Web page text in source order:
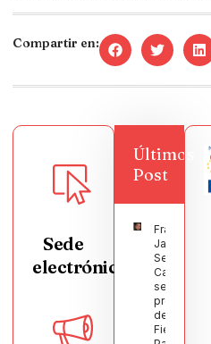
Compartir en:
Sede
electrónica
Últimos
Post
Francisco
Javier
Segura
Castellanos
será el
pregonero
de las
Fiestas